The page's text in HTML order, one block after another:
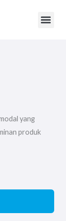
yang
produk